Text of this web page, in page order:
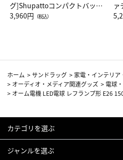
グ]Shupattoコンパクトバッグ
Drop JAL客室乗務員（LC）ス
3,960円 （税込）
ァ
ト
ホーム >サンドラッグ > 家電・インテリア
> オーディオ・メディア関連グッズ > 電球
> オーム電機 LED電球 レフランプ形 E26
カテゴリを選ぶ
ジャンルを選ぶ